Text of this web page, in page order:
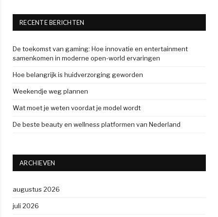
RECENTE BERICHTEN
De toekomst van gaming: Hoe innovatie en entertainment
samenkomen in moderne open-world ervaringen
Hoe belangrijk is huidverzorging geworden
Weekendje weg plannen
Wat moet je weten voordat je model wordt
De beste beauty en wellness platformen van Nederland
ARCHIEVEN
augustus 2026
juli 2026